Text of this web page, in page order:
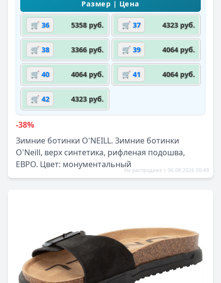
🛒 36 5358 руб. 🛒 37 4323 руб.
🛒 38 3366 руб. 🛒 39 4064 руб.
🛒 40 4064 руб. 🛒 41 4064 руб.
🛒 42 4323 руб.
-38%
Зимние ботинки O'NEILL. Зимние ботинки
O'Neill, верх синтетика, рифленая подошва,
ЕВРО. Цвет: монументальный
На распродаже с 06.08.2026 00:49